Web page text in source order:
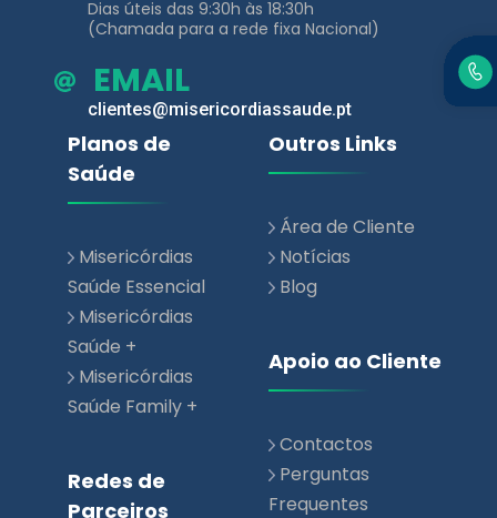
clientes@misericordiassaude.pt
Saúde
Misericórdias
Saúde Essencial
Saúde +
Misericórdias
Saúde Family +
Redes de
Parceiros
Rede de
Área de Cliente
Notícias
Apoio ao Cliente
Contactos
Perguntas